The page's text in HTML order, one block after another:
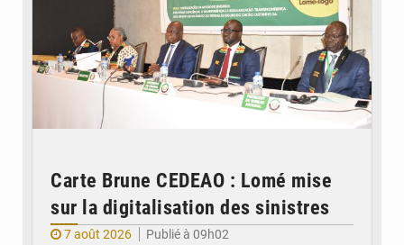
Carte Brune CEDEAO : Lomé mise
sur la digitalisation des sinistres
7 août 2026
Publié à 09h02